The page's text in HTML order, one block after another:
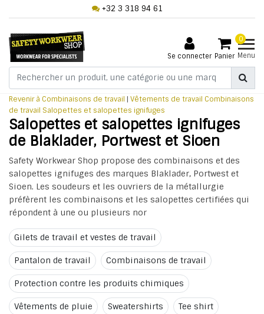
+32 3 318 94 61
Se connecter
0
Panier Menu
Revenir à Combinaisons de travail | Vêtements de travail Combinaisons
de travail Salopettes et salopettes ignifuges
Salopettes et salopettes ignifuges
de Blaklader, Portwest et Sioen
Safety Workwear Shop propose des combinaisons et des
salopettes ignifuges des marques Blaklader, Portwest et
Sioen. Les soudeurs et les ouvriers de la métallurgie
préfèrent les combinaisons et les salopettes certifiées qui
répondent à une ou plusieurs nor
Gilets de travail et vestes de travail
Pantalon de travail Combinaisons de travail
Protection contre les produits chimiques
Vêtements de pluie Sweatershirts Tee shirt